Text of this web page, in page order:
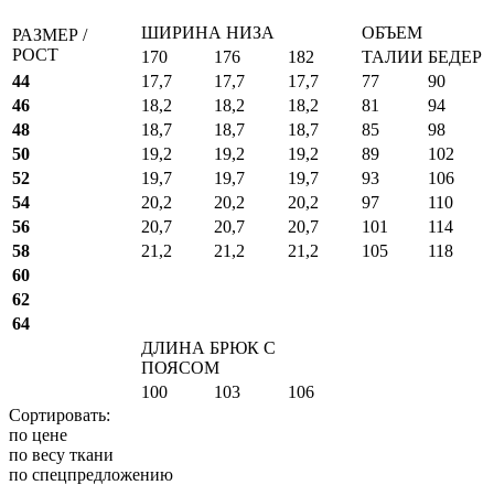
РАЗМЕР /
РОСТ
ШИРИНА НИЗА
ОБЪЕМ
170
176 182 ТАЛИИ БЕДЕР
44
17,7 17,7 17,7 77
90
46
18,2 18,2 18,2 81
94
48
18,7 18,7 18,7 85
98
50
19,2 19,2 19,2 89
102
52
19,7 19,7 19,7 93
106
54
20,2 20,2 20,2 97
110
56
20,7 20,7 20,7 101
114
58
21,2 21,2 21,2 105
118
60
62
64
ДЛИНА БРЮК С
ПОЯСОМ
100
103
106
Сортировать:
по цене
по весу ткани
по спецпредложению